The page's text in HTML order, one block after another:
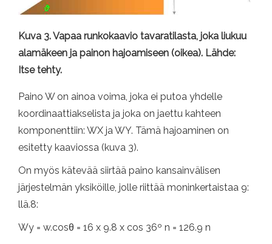
Kuva 3. Vapaa runkokaavio tavaratilasta, joka liukuu
alamäkeen ja painon hajoamiseen (oikea). Lähde:
Itse tehty.
Paino W on ainoa voima, joka ei putoa yhdelle
koordinaattiakselista ja joka on jaettu kahteen
komponenttiin: WX ja WY. Tämä hajoaminen on
esitetty kaaviossa (kuva 3).
On myös kätevää siirtää paino kansainvälisen
järjestelmän yksiköille, jolle riittää moninkertaistaa 9:
llä.8:
Wy = w.cosθ = 16 x 9.8 x cos 36º n = 126.9 n